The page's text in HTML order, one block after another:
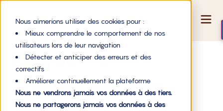
Nous aimerions utiliser des cookies pour :
Mieux comprendre le comportement de nos
utilisateurs lors de leur navigation
Détecter et anticiper des erreurs et des
correctifs
Améliorer continuellement la plateforme
Nous ne vendrons jamais vos données à des tiers.
Nous ne partagerons jamais vos données à des
Étiquette :
crowdfunding